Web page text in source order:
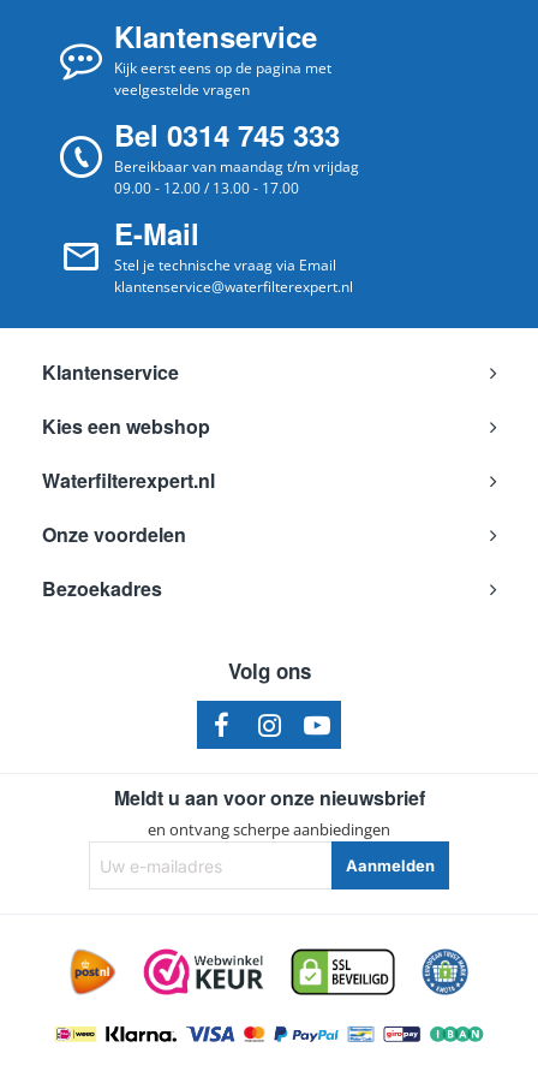
Klantenservice
Kijk eerst eens op de pagina met
veelgestelde vragen
Bel 0314 745 333
Bereikbaar van maandag t/m vrijdag
09.00 - 12.00 / 13.00 - 17.00
E-Mail
Stel je technische vraag via Email
klantenservice@waterfilterexpert.nl
Klantenservice
Kies een webshop
Waterfilterexpert.nl
Onze voordelen
Bezoekadres
Volg ons
Meldt u aan voor onze nieuwsbrief
en ontvang scherpe aanbiedingen
e-
mailadres
Aanmelden